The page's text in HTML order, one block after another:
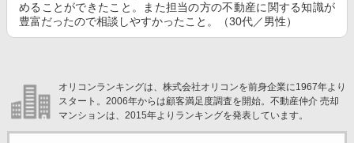
めることができたこと。また担当の方の不動産に関する知識が
豊富だったので相談しやすかったこと。（30代／男性）
オリコンランキングは、株式会社オリコンを前身企業に1967年より
スタート。2006年からは顧客満足度調査を開始。不動産仲介 売却
マンションは、2015年よりランキングを発表しています。